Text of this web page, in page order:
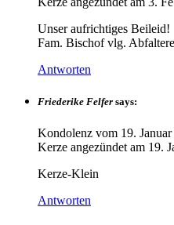
Unser aufrichtiges Beileid!
Fam. Bischof vlg.
Antworten
Friederike Felfer says:
Kondolenz vom 19.
Kerze angezündet am 19.
Kerze-Klein
Antworten